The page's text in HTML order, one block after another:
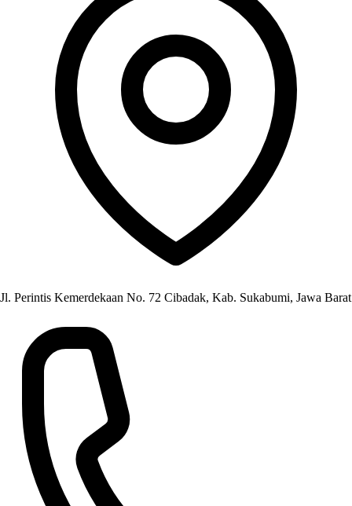
Jl. Perintis Kemerdekaan No. 72 Cibadak, Kab. Sukabumi, Jawa Barat